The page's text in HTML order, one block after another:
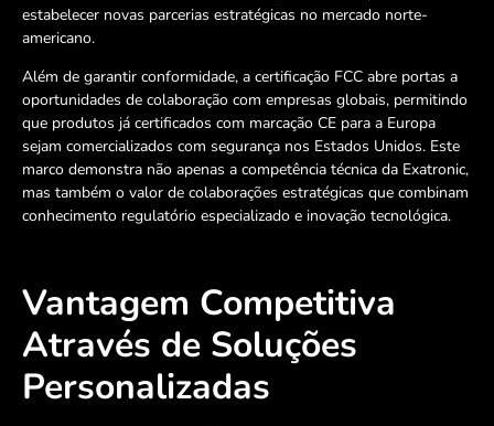
estabelecer novas parcerias estratégicas no mercado norte-
americano.
Além de garantir conformidade, a certificação FCC abre portas a
oportunidades de colaboração com empresas globais, permitindo
que produtos já certificados com marcação CE para a Europa
sejam comercializados com segurança nos Estados Unidos. Este
marco demonstra não apenas a competência técnica da Exatronic,
mas também o valor de colaborações estratégicas que combinam
conhecimento regulatório especializado e inovação tecnológica.
Vantagem Competitiva
Através de Soluções
Personalizadas